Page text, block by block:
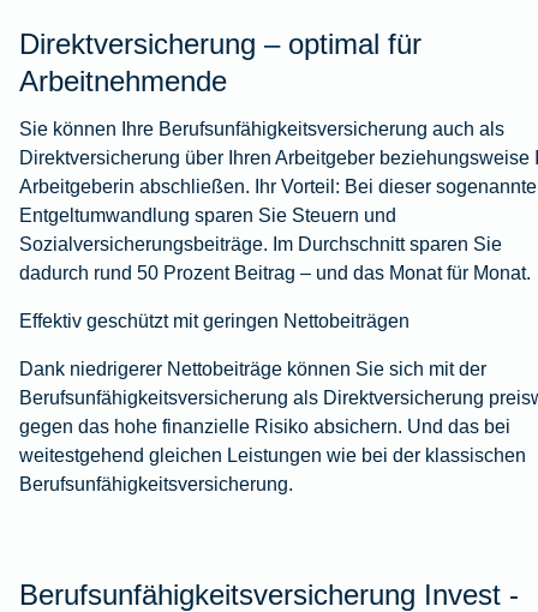
Direktversicherung – optimal für
Arbeitnehmende
Sie können Ihre Berufsunfähigkeitsversicherung auch als
Direktversicherung über Ihren Arbeitgeber beziehungsweise
Arbeitgeberin abschließen. Ihr Vorteil: Bei dieser
Entgeltumwandlung sparen Sie Steuern und
Sozialversicherungsbeiträge. Im Durchschnitt sparen Sie
dadurch rund 50 Prozent Beitrag – und das Monat für Monat.
Effektiv geschützt mit geringen Nettobeiträgen
Dank niedrigerer Nettobeiträge können Sie sich mit der
Berufsunfähigkeitsversicherung als Direktversicherung
gegen das hohe finanzielle Risiko absichern. Und das bei
weitestgehend gleichen Leistungen wie bei der klassischen
Berufsunfähigkeitsversicherung.
Berufsunfähigkeitsversicherung Invest -